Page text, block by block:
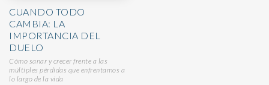
CUANDO TODO
CAMBIA: LA
IMPORTANCIA DEL
DUELO
Cómo sanar y crecer frente a las
múltiples pérdidas que enfrentamos a
lo largo de la vida